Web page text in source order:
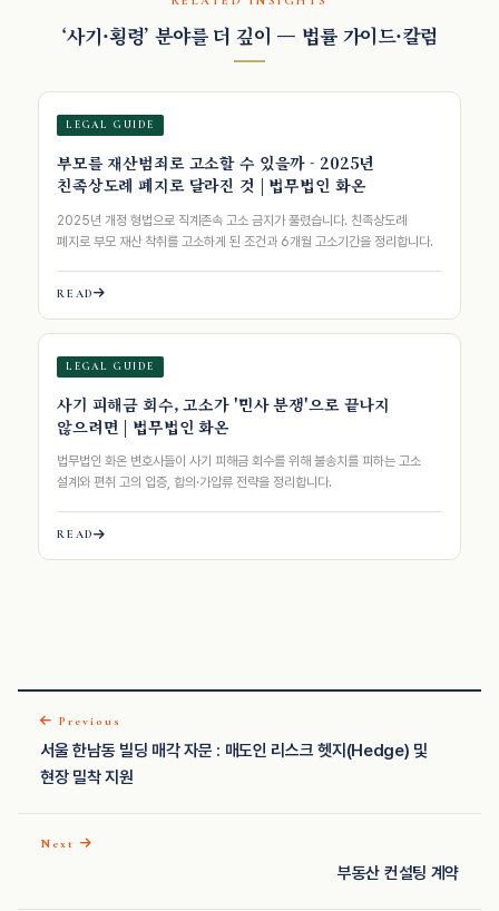
‘사기·횡령’ 분야를 더 깊이 — 법률 가이드·칼럼
LEGAL GUIDE
부모를 재산범죄로 고소할 수 있을까 - 2025년
친족상도례 폐지로 달라진 것 | 법무법인 화온
2025년 개정 형법으로 직계존속 고소 금지가 풀렸습니다. 친족상도례
폐지로 부모 재산 착취를 고소하게 된 조건과 6개월 고소기간을 정리합니다.
READ
LEGAL GUIDE
사기 피해금 회수, 고소가 '민사 분쟁'으로 끝나지
않으려면 | 법무법인 화온
법무법인 화온 변호사들이 사기 피해금 회수를 위해 불송치를 피하는 고소
설계와 편취 고의 입증, 합의·가압류 전략을 정리합니다.
READ
Previous
서울 한남동 빌딩 매각 자문 : 매도인 리스크 헷지(Hedge) 및
현장 밀착 지원
Next
부동산 컨설팅 계약